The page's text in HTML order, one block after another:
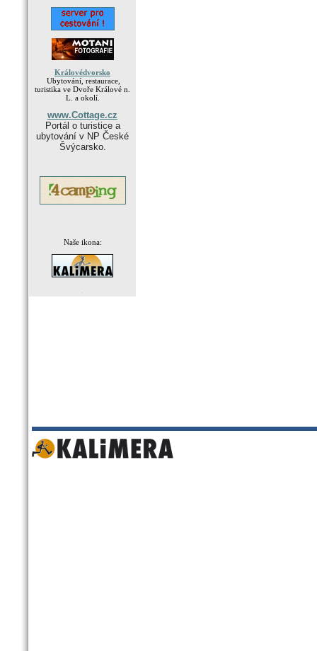
Královédvorsko
Ubytování, restaurace,
turistika ve Dvoře Králové n.
L. a okolí.
www.Cottage.cz
Portál o turistice a
ubytování v NP České
Švýcarsko.
Naše ikona: